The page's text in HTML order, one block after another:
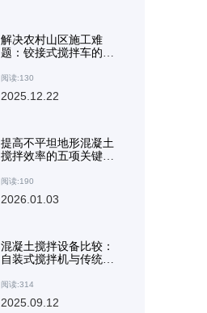
解决农村山区施工难
题：铰接式搅拌车的工
阅读:130
2025.12.22
提高不平坦地形混凝土
搅拌效率的五项关键技
阅读:190
2026.01.03
混凝土搅拌设备比较：
自装式搅拌机与传统系
阅读:314
2025.09.12